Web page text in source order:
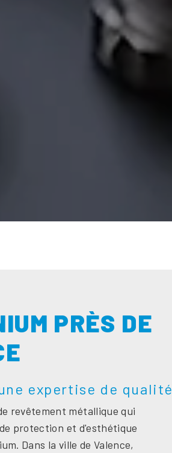
PRÈS DE
expertise de qualité
revêtement métallique qui
protection et d'esthétique
Dans la ville de Valence,